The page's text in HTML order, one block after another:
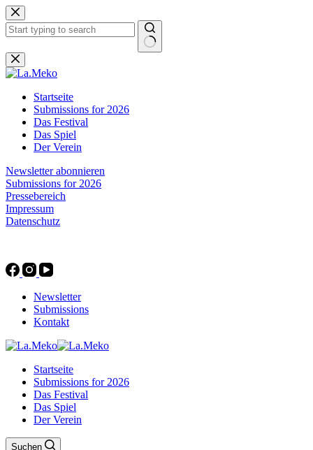
Zum
Inhalt
springen
Keine
Ergebnisse
Startseite
Submissions for 2026
Das Festival
Das Spiel
Der Verein
Newsletter abonnieren
Submissions for 2026
Pressebereich
Impressum
Datenschutz
Newsletter
Submissions
Kontakt
Startseite
Submissions for 2026
Das Festival
Das Spiel
Der Verein
Suchen